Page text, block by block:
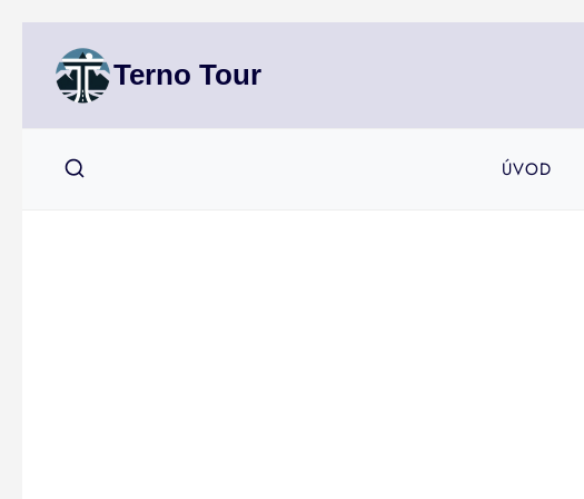
obsah
Terno Tour
ÚVOD